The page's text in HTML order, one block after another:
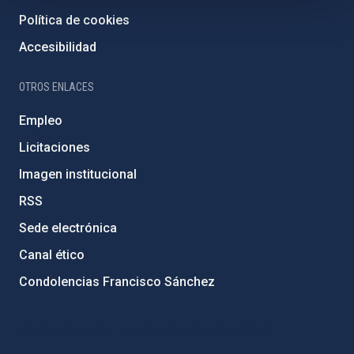
Política de cookies
Accesibilidad
OTROS ENLACES
Empleo
Licitaciones
Imagen institucional
RSS
Sede electrónica
Canal ético
Condolencias Francisco Sánchez